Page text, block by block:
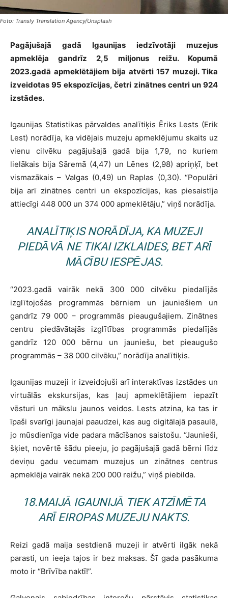
Foto: Transly Translation Agency/Unsplash
Pagājušajā gadā Igaunijas iedzīvotāji muzejus
apmeklēja gandrīz 2,5 miljonus reižu. Kopumā
2023.gadā apmeklētājiem bija atvērti 157 muzeji. Tika
izveidotas 95 ekspozīcijas, četri zinātnes centri un 924
izstādes.
Igaunijas Statistikas pārvaldes analītiķis Ēriks Lests (Erik
Lest) norādīja, ka vidējais muzeju apmeklējumu skaits uz
vienu cilvēku pagājušajā gadā bija 1,79, no kuriem
lielākais bija Sāremā (4,47) un Lēnes (2,98) apriņķī, bet
vismazākais – Valgas (0,49) un Raplas (0,30). “Populāri
bija arī zinātnes centri un ekspozīcijas, kas piesaistīja
attiecīgi 448 000 un 374 000 apmeklētāju,” viņš norādīja.
ANALĪTIĶIS NORĀDĪJA, KA MUZEJI
PIEDĀVĀ NE TIKAI IZKLAIDES, BET ARĪ
MĀCĪBU IESPĒJAS.
“2023.gadā vairāk nekā 300 000 cilvēku piedalījās
izglītojošās programmās bērniem un jauniešiem un
gandrīz 79 000 – programmās pieaugušajiem. Zinātnes
centru piedāvātajās izglītības programmās piedalījās
gandrīz 120 000 bērnu un jauniešu, bet pieaugušo
programmās – 38 000 cilvēku,” norādīja analītiķis.
Igaunijas muzeji ir izveidojuši arī interaktīvas izstādes un
virtuālās ekskursijas, kas ļauj apmeklētājiem iepazīt
vēsturi un mākslu jaunos veidos. Lests atzina, ka tas ir
īpaši svarīgi jaunajai paaudzei, kas aug digitālajā pasaulē,
jo mūsdienīga vide padara mācīšanos saistošu. “Jaunieši,
šķiet, novērtē šādu pieeju, jo pagājušajā gadā bērni līdz
deviņu gadu vecumam muzejus un zinātnes centrus
apmeklēja vairāk nekā 200 000 reižu,” viņš piebilda.
18.MAIJĀ IGAUNIJĀ TIEK ATZĪMĒTA
ARĪ EIROPAS MUZEJU NAKTS.
Reizi gadā maija sestdienā muzeji ir atvērti ilgāk nekā
parasti, un ieeja tajos ir bez maksas. Šī gada pasākuma
moto ir “Brīvība naktī!”.